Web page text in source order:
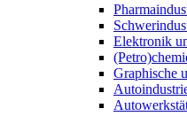
Elektronik
Graphische